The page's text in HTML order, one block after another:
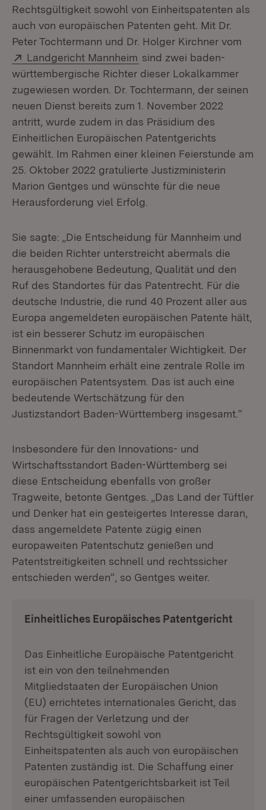
Rechtsgültigkeit sowohl von Einheitspatenten als
auch von europäischen Patenten geht. Mit Dr.
Peter Tochtermann und Dr. Holger Kirchner vom
Extern:
Landgericht Mannheim (Öffnet in neuem Fenster)
sind zwei baden-
württembergische Richter dieser Lokalkammer
zugewiesen worden. Dr. Tochtermann, der seinen
neuen Dienst bereits zum 1. November 2022
antritt, wurde zudem in das Präsidium des
Einheitlichen Europäischen Patentgerichts
gewählt. Im Rahmen einer kleinen Feierstunde am
25. Oktober 2022 gratulierte Justizministerin
Marion Gentges und wünschte für die neue
Herausforderung viel Erfolg.
Sie sagte: „Die Entscheidung für Mannheim und
die beiden Richter unterstreicht abermals die
herausgehobene Bedeutung, Qualität und den
Ruf des Standortes für das Patentrecht. Für die
deutsche Industrie, die rund 40 Prozent aller aus
Europa angemeldeten europäischen Patente hält,
ist ein besserer Schutz im europäischen
Binnenmarkt von fundamentaler Wichtigkeit. Der
Standort Mannheim erhält eine zentrale Rolle im
europäischen Patentsystem. Das ist auch eine
bedeutende Wertschätzung für den
Justizstandort Baden-Württemberg insgesamt.“
Insbesondere für den Innovations- und
Wirtschaftsstandort Baden-Württemberg sei
diese Entscheidung ebenfalls von großer
Tragweite, betonte Gentges. „Das Land der Tüftler
und Denker hat ein gesteigertes Interesse daran,
dass angemeldete Patente zügig einen
europaweiten Patentschutz genießen und
Patentstreitigkeiten schnell und rechtssicher
entschieden werden“, so Gentges weiter.
Einheitliches Europäisches Patentgericht
Das Einheitliche Europäische Patentgericht
ist ein von den teilnehmenden
Mitgliedstaaten der Europäischen Union
(EU) errichtetes internationales Gericht, das
für Fragen der Verletzung und der
Rechtsgültigkeit sowohl von
Einheitspatenten als auch von europäischen
Patenten zuständig ist. Die Schaffung einer
europäischen Patentgerichtsbarkeit ist Teil
einer umfassenden europäischen